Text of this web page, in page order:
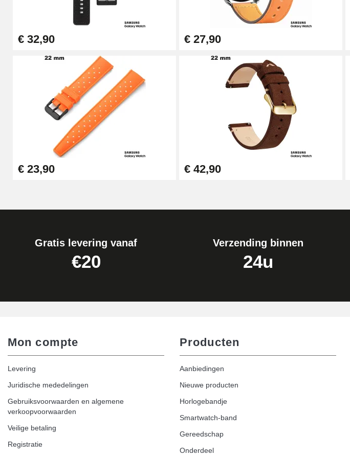
€ 32,90 € 27,90
€ 23,90 € 42,90
Gratis levering vanaf
€20
Verzending binnen
24u
Mon compte
Levering
Juridische mededelingen
Gebruiksvoorwaarden en algemene
verkoopvoorwaarden
Veilige betaling
Registratie
Producten
Aanbiedingen
Nieuwe producten
Horlogebandje
Smartwatch-band
Gereedschap
Onderdeel